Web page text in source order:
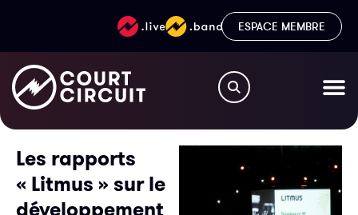
ESPACE MEMBRE
Les rapports
« Litmus » sur le
développement